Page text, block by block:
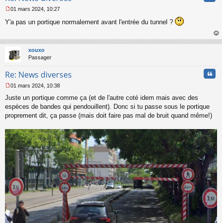
e
a
g
e
o
l
u
01 mars 2024, 10:27
Y'a pas un portique normalement avant l'entrée du tunnel ?
au
xouxo
Passager
Re: News diverses
e
s
s
g
e
n
o
n
l
u
01 mars 2024, 10:38
Juste un portique comme ça (et de l'autre coté idem mais avec des
espèces de bandes qui pendouillent). Donc si tu passe sous le portique
proprement dit, ça passe (mais doit faire pas mal de bruit quand même!)